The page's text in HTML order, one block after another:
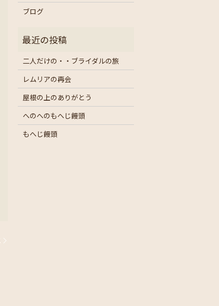
ブログ
二人だけの・・ブライダルの旅
レムリアの再会
屋根の上のありがとう
へのへのもへじ饅頭
もへじ饅頭